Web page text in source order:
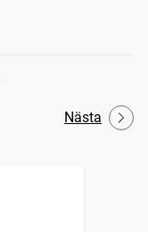
Nästa